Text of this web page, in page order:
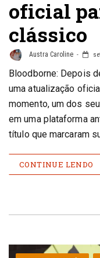
oficial
clássico
Austra Caroline
Bloodborne: Depois
uma atualização
momento, um dos
em uma plataforma
título que marcaram
CONTINUE LENDO